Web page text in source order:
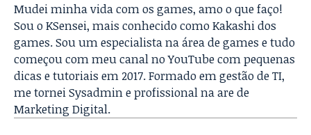
Mudei minha vida com os games, amo o que faço!
Sou o KSensei, mais conhecido como Kakashi dos
games. Sou um especialista na área de games e tudo
começou com meu canal no YouTube com pequenas
dicas e tutoriais em 2017. Formado em gestão de TI,
me tornei Sysadmin e profissional na are de
Marketing Digital.